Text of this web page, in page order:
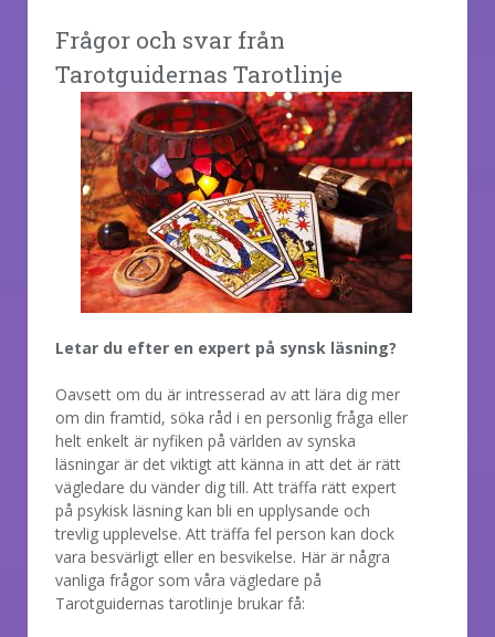
Frågor och svar från
Tarotguidernas Tarotlinje
Letar du efter en expert på synsk läsning?
Oavsett om du är intresserad av att lära dig mer
om din framtid, söka råd i en personlig fråga eller
helt enkelt är nyfiken på världen av synska
läsningar är det viktigt att känna in att det är rätt
vägledare du vänder dig till. Att träffa rätt expert
på psykisk läsning kan bli en upplysande och
trevlig upplevelse. Att träffa fel person kan dock
vara besvärligt eller en besvikelse. Här är några
vanliga frågor som våra vägledare på
Tarotguidernas tarotlinje brukar få: